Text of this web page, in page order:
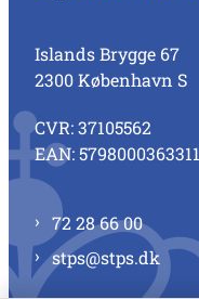
Islands Brygge 67
2300 København S
CVR: 37105562
EAN: 5798000363311
72 28 66 00
stps@stps.dk